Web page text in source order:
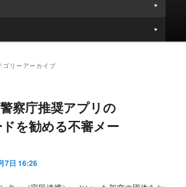
ゴリーアーカイブ
警察庁推奨アプリの
を勧める不審メー
7日 16:26